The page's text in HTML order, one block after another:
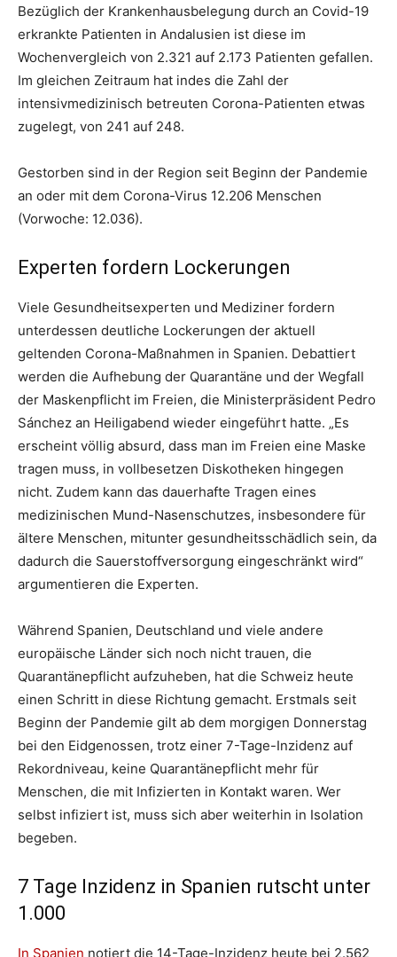
Bezüglich der Krankenhausbelegung durch an Covid-19
erkrankte Patienten in Andalusien ist diese im
Wochenvergleich von 2.321 auf 2.173 Patienten gefallen.
Im gleichen Zeitraum hat indes die Zahl der
intensivmedizinisch betreuten Corona-Patienten etwas
zugelegt, von 241 auf 248.
Gestorben sind in der Region seit Beginn der Pandemie
an oder mit dem Corona-Virus 12.206 Menschen
(Vorwoche: 12.036).
Experten fordern Lockerungen
Viele Gesundheitsexperten und Mediziner fordern
unterdessen deutliche Lockerungen der aktuell
geltenden Corona-Maßnahmen in Spanien. Debattiert
werden die Aufhebung der Quarantäne und der Wegfall
der Maskenpflicht im Freien, die Ministerpräsident Pedro
Sánchez an Heiligabend wieder eingeführt hatte. „Es
erscheint völlig absurd, dass man im Freien eine Maske
tragen muss, in vollbesetzen Diskotheken hingegen
nicht. Zudem kann das dauerhafte Tragen eines
medizinischen Mund-Nasenschutzes, insbesondere für
ältere Menschen, mitunter gesundheitsschädlich sein, da
dadurch die Sauerstoffversorgung eingeschränkt wird“
argumentieren die Experten.
Während Spanien, Deutschland und viele andere
europäische Länder sich noch nicht trauen, die
Quarantänepflicht aufzuheben, hat die Schweiz heute
einen Schritt in diese Richtung gemacht. Erstmals seit
Beginn der Pandemie gilt ab dem morgigen Donnerstag
bei den Eidgenossen, trotz einer 7-Tage-Inzidenz auf
Rekordniveau, keine Quarantänepflicht mehr für
Menschen, die mit Infizierten in Kontakt waren. Wer
selbst infiziert ist, muss sich aber weiterhin in Isolation
begeben.
7 Tage Inzidenz in Spanien rutscht unter
1.000
In Spanien notiert die 14-Tage-Inzidenz heute bei 2.562